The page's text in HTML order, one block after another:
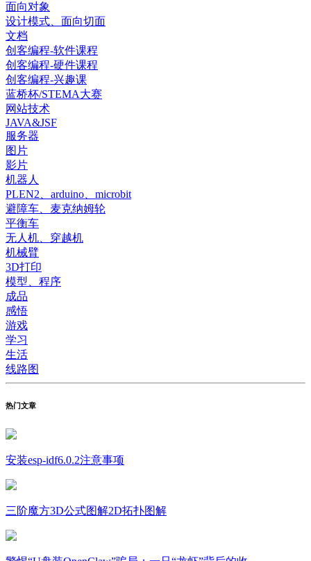
面向对象
设计模式、面向切面
文档
创客编程-软件课程
创客编程-硬件课程
创客编程-兴趣课
蓝桥杯/STEMA大赛
网站技术
JAVA&JSF
服务器
图片
影片
机器人
PLEN2、arduino、microbit
避障车、麦克纳姆轮
平衡车
无人机、穿越机
机械臂
3D打印
模型、程序
成品
感悟
游戏
学习
生活
线路图
热门文章
安装esp-idf6.0.2注意事项
三阶魔方3D公式图解2D拓扑图解